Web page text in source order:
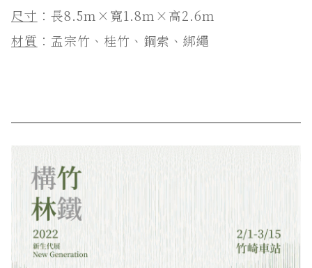
尺寸 ：長8.5ｍ×寬1.8ｍ×高2.6ｍ
材質 ：孟宗竹、桂竹、鋼索、綁繩